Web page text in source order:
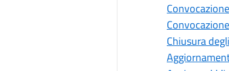
Chiusura